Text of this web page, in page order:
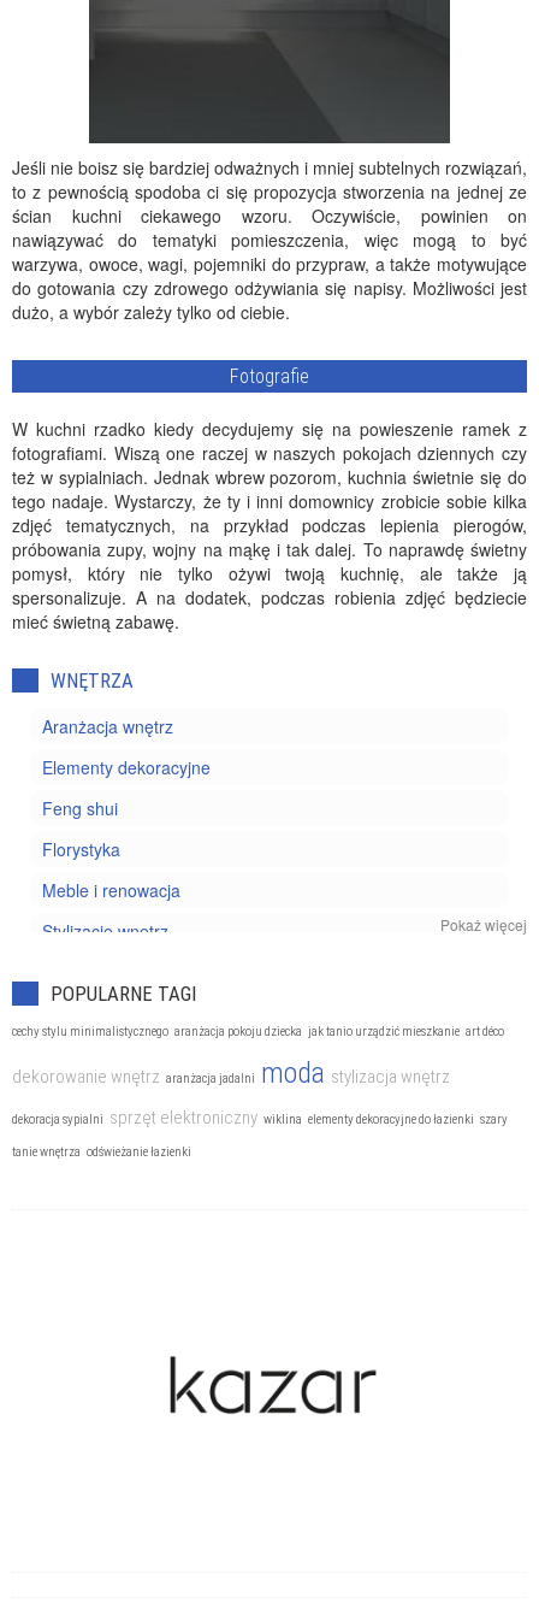
Jeśli nie boisz się bardziej odważnych i mniej subtelnych rozwiązań,
to z pewnością spodoba ci się propozycja stworzenia na jednej ze
ścian kuchni ciekawego wzoru. Oczywiście, powinien on
nawiązywać do tematyki pomieszczenia, więc mogą to być
warzywa, owoce, wagi, pojemniki do przypraw, a także motywujące
do gotowania czy zdrowego odżywiania się napisy. Możliwości jest
dużo, a wybór zależy tylko od ciebie.
Fotografie
W kuchni rzadko kiedy decydujemy się na powieszenie ramek z
fotografiami. Wiszą one raczej w naszych pokojach dziennych czy
też w sypialniach. Jednak wbrew pozorom, kuchnia świetnie się do
tego nadaje. Wystarczy, że ty i inni domownicy zrobicie sobie kilka
zdjęć tematycznych, na przykład podczas lepienia pierogów,
próbowania zupy, wojny na mąkę i tak dalej. To naprawdę świetny
pomysł, który nie tylko ożywi twoją kuchnię, ale także ją
spersonalizuje. A na dodatek, podczas robienia zdjęć będziecie
mieć świetną zabawę.
WNĘTRZA
Aranżacja wnętrz
Elementy dekoracyjne
Feng shui
Florystyka
Meble i renowacja
Stylizacje wnętrz
Pokaż więcej
POPULARNE TAGI
cechy stylu minimalistycznego aranżacja pokoju dziecka jak tanio urządzić mieszkanie art déco
dekorowanie wnętrz aranżacja jadalni moda stylizacja wnętrz
dekoracja sypialni sprzęt elektroniczny wiklina elementy dekoracyjne do łazienki szary
tanie wnętrza odświeżanie łazienki